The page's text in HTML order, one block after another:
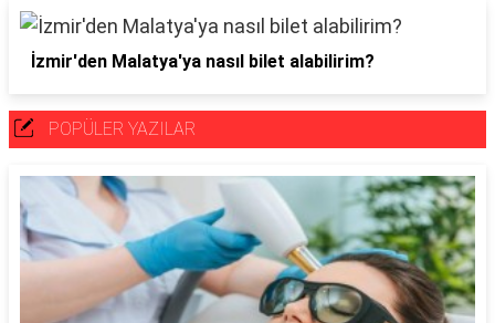
İzmir'den Malatya'ya nasıl bilet alabilirim?
POPÜLER YAZILAR